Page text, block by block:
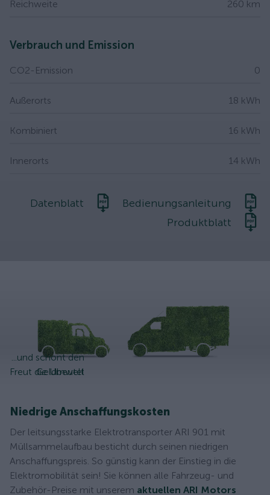
Reichweite 260 km
Verbrauch und Emission
CO2-Emission 0
Außerorts 18 kWh
Kombiniert 16 kWh
Innerorts 14 kWh
Datenblatt
Bedienungsanleitung
Produktblatt
Freut die Umwelt
...und schont den
Geldbeutel
Niedrige Anschaffungskosten
Der leitsungsstarke Elektrotransporter ARI 901 mit
Müllsammelaufbau besticht durch seinen niedrigen
Anschaffungspreis. So günstig kann der Einstieg in die
Elektromobilität sein! Sie können alle Fahrzeug- und
Zubehör-Preise mit unserem aktuellen ARI Motors